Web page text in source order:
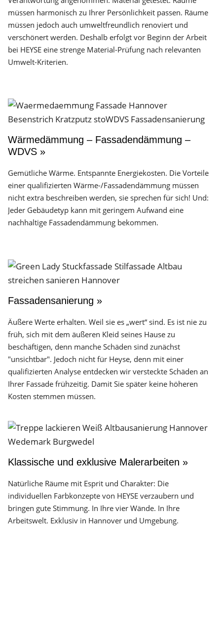
müssen harmonisch zu Ihrer Persönlichkeit passen. Räume
müssen jedoch auch umweltfreundlich renoviert und
verschönert werden. Deshalb erfolgt vor Beginn der Arbeit
bei HEYSE eine strenge Material-Prüfung nach relevanten
Umwelt-Kriterien.
Wärmedämmung – Fassadendämmung –
WDVS »
Gemütliche Wärme. Entspannte Energiekosten. Die Vorteile
einer qualifizierten Wärme-/Fassadendämmung müssen
nicht extra beschreiben werden, sie sprechen für sich! Und:
Jeder Gebäudetyp kann mit geringem Aufwand eine
nachhaltige Fassadendämmung bekommen.
Fassadensanierung »
Äußere Werte erhalten. Weil sie es „wert“ sind. Es ist nie zu
früh, sich mit dem äußeren Kleid seines Hause zu
beschäftigen, denn manche Schäden sind zunächst
"unsichtbar". Jedoch nicht für Heyse, denn mit einer
qualifizierten Analyse entdecken wir versteckte Schäden an
Ihrer Fassade frühzeitig. Damit Sie später keine höheren
Kosten stemmen müssen.
Klassische und exklusive Malerarbeiten »
Natürliche Räume mit Esprit und Charakter: Die
individuellen Farbkonzepte von HEYSE verzaubern und
bringen gute Stimmung. In Ihre vier Wände. In Ihre
Arbeitswelt. Exklusiv in Hannover und Umgebung.